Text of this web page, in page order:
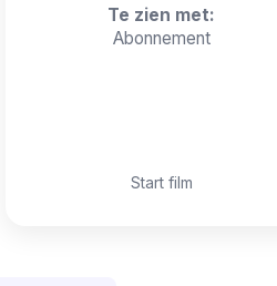
Te zien met:
Abonnement
Start film